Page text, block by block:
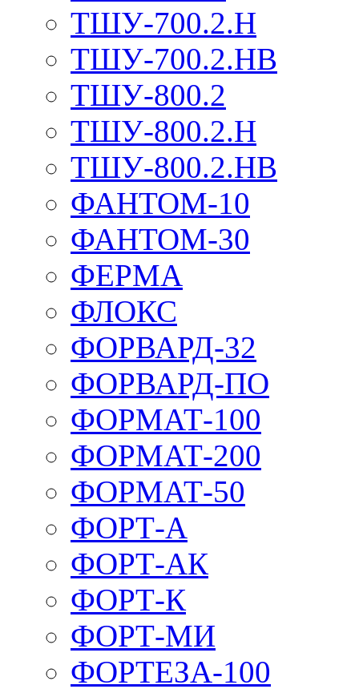
ТШУ-700.2.Н
ТШУ-700.2.НВ
ТШУ-800.2
ТШУ-800.2.Н
ТШУ-800.2.НВ
ФАНТОМ-10
ФАНТОМ-30
ФЕРМА
ФЛОКС
ФОРВАРД-32
ФОРВАРД-ПО
ФОРМАТ-100
ФОРМАТ-200
ФОРМАТ-50
ФОРТ-А
ФОРТ-АК
ФОРТ-К
ФОРТ-МИ
ФОРТЕЗА-100